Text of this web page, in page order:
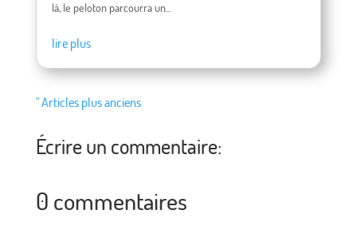
là, le peloton parcourra un...
lire plus
" Articles plus anciens
Écrire un commentaire:
0 commentaires